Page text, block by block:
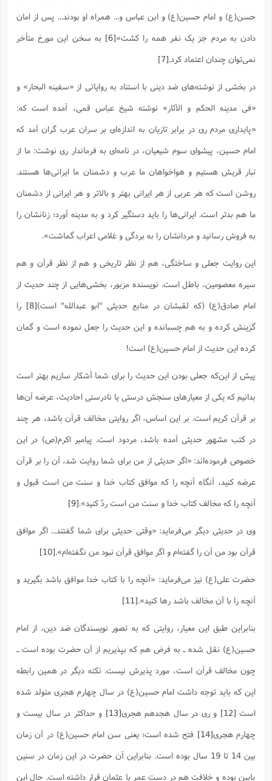
حسن(ع) و امام حسین(ع) و ابن عباس و... همراه او بودند... پس از امان
دادن به مردم جز یک نفر همه را کشت»[6]
به سخن این مورخ متأخر
نمی‌توان چندان اعتماد کرد.[7]
در بخشی از نوشته‌های ضد دینی با استناد به روایاتی از «سفینه البحار» و
«فی مدینه الحکم و الآثار» نوشته شیخ عباس قمی، آمده است که:
«پایداری مردم ری در برابر تازیان به اندازه‌ای بر سران عرب گران آمد که
امام حسین، پیشوای سوم شیعیان، در نامه‌ای به فرماندار ری نوشت: ما از
تبار قریش هستیم و هواخواهان ما عرب و دشمنان ما ایرانی‌ها هستند.
روشن است که هر عربی از هر ایرانی بهتر و بالاتر و هر ایرانی از دشمنان
ما هم بدتر است. ایرانی‌ها را باید دستگیر کرد و به مدینه آورد؛ زنانشان را
به فروش رسانید و مردانشان را به بردگی و غلامی اعراب گماشت».
این روایت جعلی و ساختگی، هم از نظر تاریخی و هم از نظر قرآن و هم
سیره معصومین، باطل است. نویسنده مزبور، بخشی‌هایی از چند حدیث از
امام صادق(ع) (که لقبشان در منابع حدیثی "ابو عبدالله" است)[8]
را
گزینش کرده و به هم چسبانده و این حدیث را جعل نموده است و گمان
کرده این حدیث از امام حسین(ع) است!
پیش از این‌که جعلی بودن این حدیث را برای شما آشکار سازیم بهتر است
بدانیم که یکی از معیارهای سنجش درستی یا نادرستی احادیث، عرضه آن‌ها
بر قرآن کریم است. بر این اساس، اگر روایتی مخالف قرآن باشد، هر چند
در کتب مشهور حدیثی آمده باشد، مردود است. پیامبر اکرم(ص) در این
خصوص فرموده‌اند: «اگر حدیثى از من براى شما روایت شد، آن را بر قرآن
عرضه کنید، آنگاه آنچه را که موافق کتاب خدا و سنت من است قبول و
آنچه را که مخالف کتاب خدا و سنت من است ردّ کنید».‌[9]
وی در حدیثی دیگر می‌فرماید: «وقتی حدیثی برای شما گفتند... اگر موافق
قرآن بود من آن را گفته‌ام و اگر موافق قرآن نبود من نگفته‌ام‌».[10]
حضرت علی(ع) نیز می‌فرماید: «آنچه را با کتاب خدا موافق باشد بگیرید و
آنچه را با آن مخالف باشد رها کنید».[11]
بنابراین طبق این معیار، روایتی که به تصور نویسندگان ضد دین، از امام
حسین(ع) نقل شده ـ به فرض هم که بپذیریم از آن حضرت بوده است ـ
چون مخالف قرآن است، مورد پذیرش نیست. نکته دیگر در همین رابطه
این که باید توجه داشت امام حسین(ع) در سال چهارم هجری متولد شده
است
و ری در سال هجدهم هجری[13]
و حداکثر در سال بیست و
چهارم هجری[14]
فتح شده است؛ یعنی سن امام حسین(ع) در آن زمان
بین 14 تا 19 سال بوده است. بنابراین آن حضرت در این زمان در سنین
پایین بوده و خلافت هم در دست عمر یا عثمان قرار داشته است. حال این